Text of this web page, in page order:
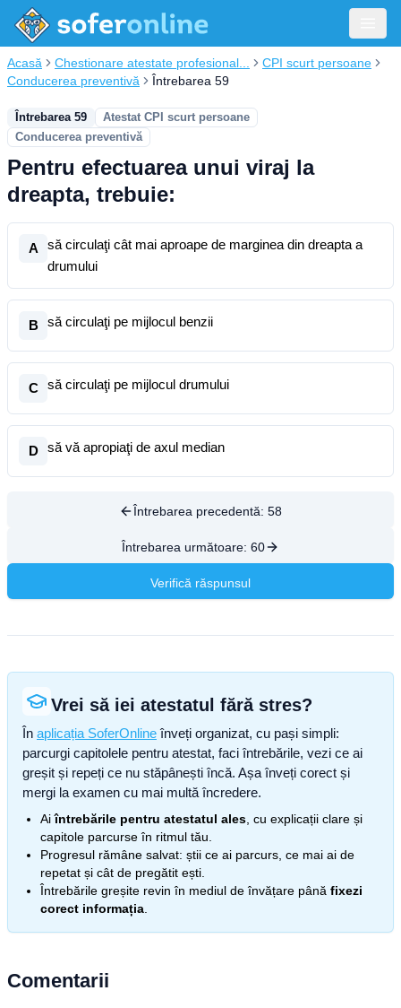
Acasă Chestionare atestate profesional...
CPI scurt persoane
Conducerea preventivă
Întrebarea 59
Întrebarea 59
Atestat CPI scurt persoane
Conducerea preventivă
Pentru efectuarea unui viraj la
dreapta, trebuie:
A
să circulaţi cât mai aproape de marginea din dreapta a
drumului
B să circulaţi pe mijlocul benzii
C să circulaţi pe mijlocul drumului
D să vă apropiaţi de axul median
Întrebarea precedentă: 58
Întrebarea următoare: 60
Verifică răspunsul
Vrei să iei atestatul fără stres?
În aplicația SoferOnline înveți organizat, cu pași simpli:
parcurgi capitolele pentru atestat, faci întrebările, vezi ce ai
greșit și repeți ce nu stăpânești încă. Așa înveți corect și
mergi la examen cu mai multă încredere.
Aiîntrebările pentru atestatul ales , cu explicații clare și
capitole parcurse în ritmul tău.
Progresul rămâne salvat: știi ce ai parcurs, ce mai ai de
repetat și cât de pregătit ești.
Întrebările greșite revin în mediul de învățare până fixezi
corect informația
Comentarii